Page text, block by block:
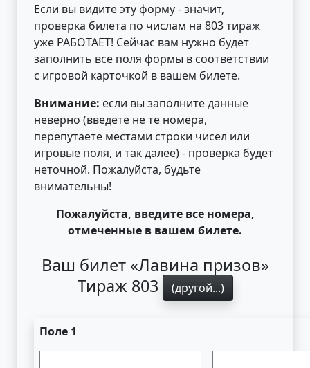
Если вы видите эту форму - значит,
проверка билета по числам на 803 тираж
уже РАБОТАЕТ! Сейчас вам нужно будет
заполнить все поля формы в соответствии
с игровой карточкой в вашем билете.
Внимание: если вы заполните данные
неверно (введёте не те номера,
перепутаете местами строки чисел или
игровые поля, и так далее) - проверка будет
неточной. Пожалуйста, будьте
внимательны!
Пожалуйста, введите все номера,
отмеченные в вашем билете.
Ваш билет «Лавина призов»
Тираж 803
(другой...)
Поле 1